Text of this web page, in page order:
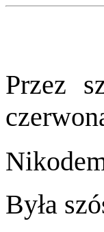
Przez
Była